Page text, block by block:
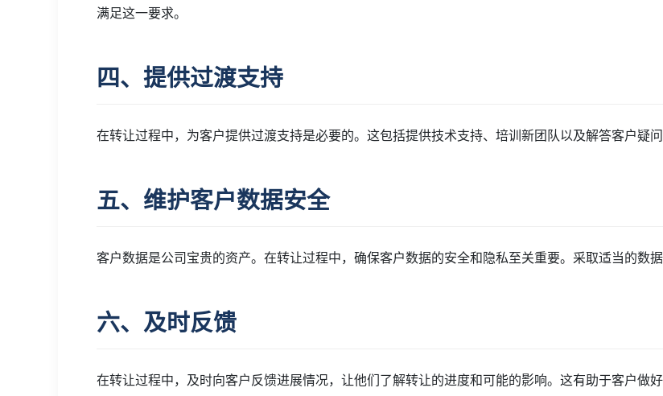
满足这一要求。
四、提供过渡支持
在转让过程中，为客户提供过渡支持是必要的。这包括提供技术支持、培训新团队以及解答客户疑
五、维护客户数据安全
客户数据是公司宝贵的资产。在转让过程中，确保客户数据的安全和隐私至关重要。采取适当的数
六、及时反馈
在转让过程中，及时向客户反馈进展情况，让他们了解转让的进度和可能的影响。这有助于客户做